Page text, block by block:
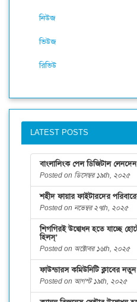
নিউজ
ভিউজ
রিভিউ
LATEST POSTS
বাংলালিংক পেল ডিজিটাল
Posted on ডিসেম্বর ১৯th, ২০২৫
শহীদ ফায়ার ফাইটারদের
Posted on নভেম্বর ২৭th, ২০২৫
শিগগিরই উদ্বোধন হতে যাচ্ছে
হিলস্’
Posted on অক্টোবর ১৬th, ২০২৫
ফাউন্ডারস কমিউনিটি ক্লাবের নতুন
Posted on আগস্ট ১৯th, ২০২৫